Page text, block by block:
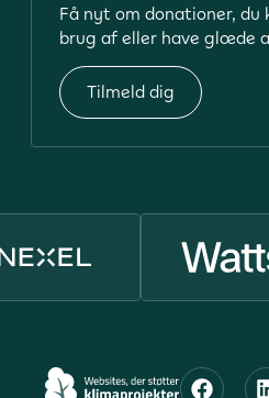
Få nyt om donationer, du
brug af eller have glæde
Tilmeld dig